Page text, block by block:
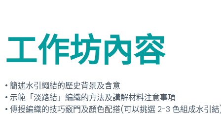
工作坊內容
• 簡述水引繩結的歷史背景及含意
• 示範「淡路結」編織的方法及講解材料注意事項
• 傳授編織的技巧竅門及顏色配搭(可以挑選 2-3 色組成水引